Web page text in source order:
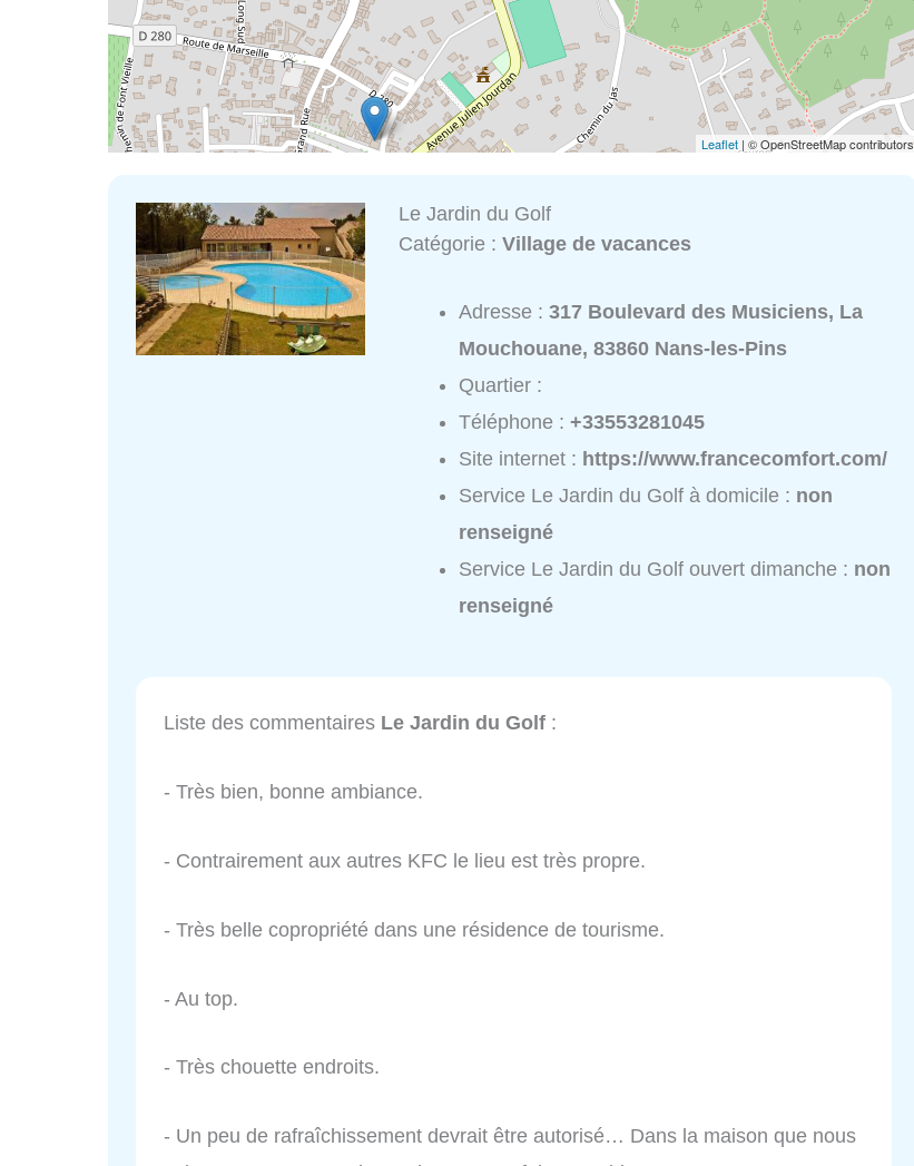
Leaflet | © OpenStreetMap contributors
Le Jardin du Golf
Catégorie :Village de vacances
Adresse :317 Boulevard des Musiciens, La
Mouchouane, 83860 Nans-les-Pins
Quartier :
Téléphone :+33553281045
Site internet : https://www.francecomfort.com/
Service Le Jardin du Golf à domicile : non
renseigné
Service Le Jardin du Golf ouvert dimanche : non
renseigné
Liste des commentaires Le Jardin du Golf :
- Très bien, bonne ambiance.
- Contrairement aux autres KFC le lieu est très propre.
- Très belle copropriété dans une résidence de tourisme.
- Au top.
- Très chouette endroits.
- Un peu de rafraîchissement devrait être autorisé… Dans la maison que nous